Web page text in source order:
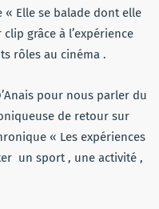
Elle se balade dont elle
grâce à l’expérience
rôles au cinéma .
pour nous parler du
de retour sur
« Les expériences
un sport , une activité ,